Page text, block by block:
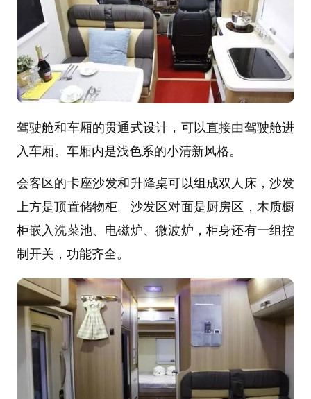
驾驶舱和车厢的贯通式设计，可以直接由驾驶舱进
入车厢。车厢内是浅色系的小清新风格。
会客区的卡座沙发和升降桌可以组成双人床，沙发
上方是顶置储物柜。沙发区对面是厨房区，木质橱
柜嵌入洗菜池、电磁炉、微波炉，柜身还有一组控
制开关，功能齐全。